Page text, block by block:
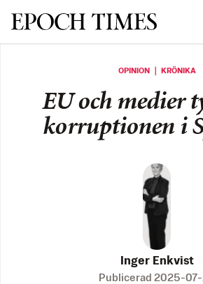
Svenska Epoch Times
OPINION ｜ KRÖNIKA
EU och medier
korruptionen i
Inger Enkvist
Publicerad 2025-